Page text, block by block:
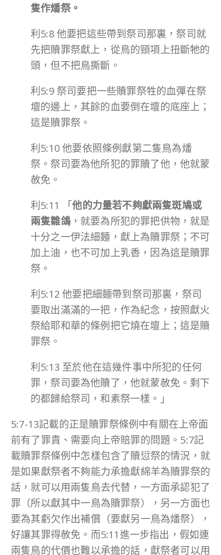
隻作燔祭。
利5:8 他要把這些帶到祭司那裏，祭司就
先把贖罪祭獻上，從鳥的頸項上扭斷牠的
頭，但不把鳥撕斷。
利5:9 祭司要把一些贖罪祭牲的血彈在祭
壇的邊上，其餘的血要倒在壇的底座上；
這是贖罪祭。
利5:10 他要依照條例獻第二隻鳥為燔
祭。祭司要為他所犯的罪贖了他，他就蒙
赦免。
利5:11 「他的力量若不夠獻兩隻斑鳩或
兩隻雛鴿，就要為所犯的罪把供物，就是
十分之一伊法細麵，獻上為贖罪祭；不可
加上油，也不可加上乳香，因為這是贖罪
祭。
利5:12 他要把細麵帶到祭司那裏，祭司
要取出滿滿的一把，作為紀念，按照獻火
祭給耶和華的條例把它燒在壇上；這是贖
罪祭。
利5:13 至於他在這幾件事中所犯的任何
罪，祭司要為他贖了，他就蒙赦免。剩下
的都歸給祭司，和素祭一樣。」
5:7-13記載的正是贖罪祭條例中有關在上帝面
前有了罪責、需要向上帝賠罪的問題。5:7記
載贖罪祭條例中怎樣包含了贖愆祭的情況，就
是如果獻祭者不夠能力承擔獻綿羊為贖罪祭的
話，就可以用兩隻鳥去代替，一方面承認犯了
罪（所以獻其中一鳥為贖罪祭），另一方面也
要為其虧欠作出補償（要獻另一鳥為燔祭），
好讓其罪得赦免。而5:11進一步指出，假如連
兩隻鳥的代價也難以承擔的話，獻祭者可以用